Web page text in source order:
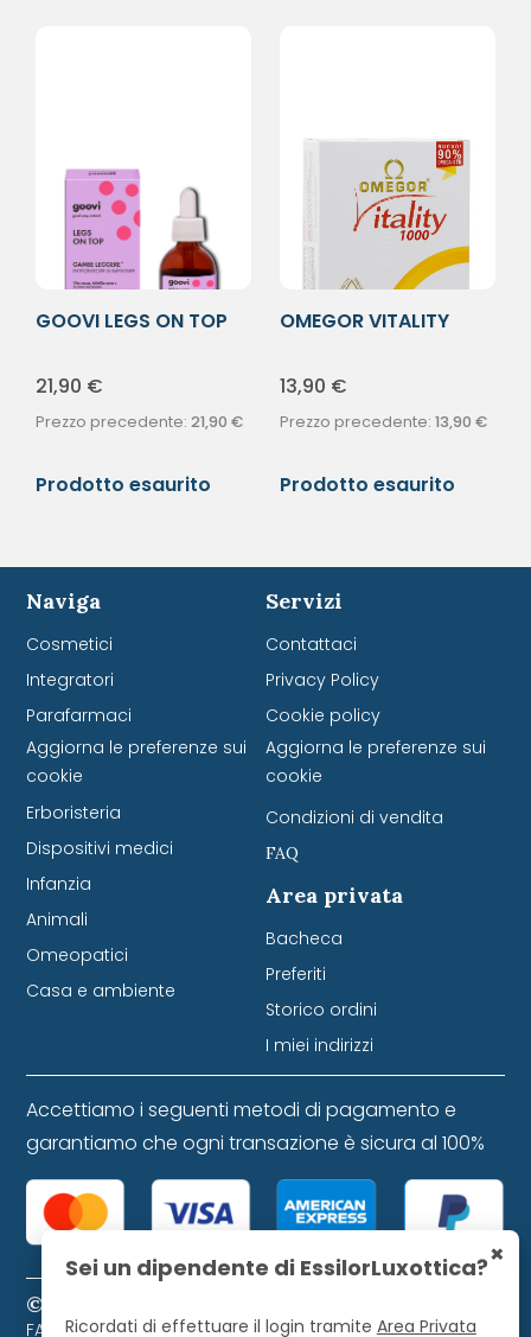
GOOVI LEGS ON TOP
21,90 €
Prezzo precedente: 21,90 €
Prodotto esaurito
OMEGOR VITALITY
13,90 €
Prezzo precedente: 13,90 €
Prodotto esaurito
Naviga
Cosmetici
Integratori
Parafarmaci
Aggiorna le preferenze sui
cookie
Erboristeria
Dispositivi medici
Infanzia
Animali
Omeopatici
Casa e ambiente
Servizi
Contattaci
Privacy Policy
Cookie policy
Aggiorna le preferenze sui
cookie
Condizioni di vendita
FAQ
Area privata
Bacheca
Preferiti
Storico ordini
I miei indirizzi
Accettiamo i seguenti metodi di pagamento e
garantiamo che ogni transazione è sicura al 100%
© 2024 Farmacia Favretti S.r.l. P. IVA 01271120253
FARMACIA FAVRETTI S.R.L. Piazza Libertà, 9 - 32021 Agordo
×
Sei un dipendente di EssilorLuxottica?
Ricordati di effettuare il login tramite Area Privata